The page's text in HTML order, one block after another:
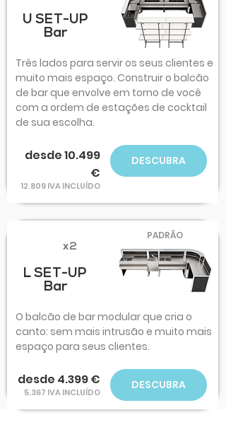
U SET-UP
Bar
Três lados para servir os seus clientes e
muito mais espaço. Construir o balcão
de bar que envolve em torno de você
com a ordem de estações de cocktail
de sua escolha.
desde 10.499
€
12.809 IVA INCLUÍDO
DESCUBRA
x2
L SET-UP
Bar
PADRÃO
O balcão de bar modular que cria o
canto: sem mais intrusão e muito mais
espaço para seus clientes.
desde 4.399 €
5.367 IVA INCLUÍDO
DESCUBRA